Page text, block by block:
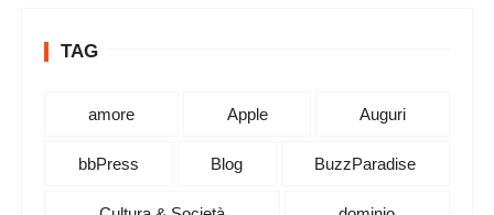
TAG
amore Apple Auguri
bbPress Blog BuzzParadise